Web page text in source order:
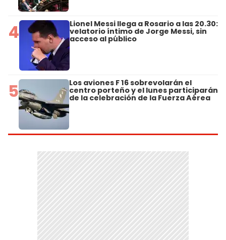
4 Lionel Messi llega a Rosario a las 20.30:
velatorio íntimo de Jorge Messi, sin
acceso al público
5 Los aviones F 16 sobrevolarán el
centro porteño y el lunes participarán
de la celebración de la Fuerza Aérea